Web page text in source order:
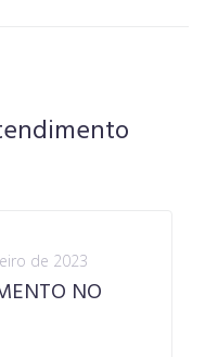
de 2023
NO